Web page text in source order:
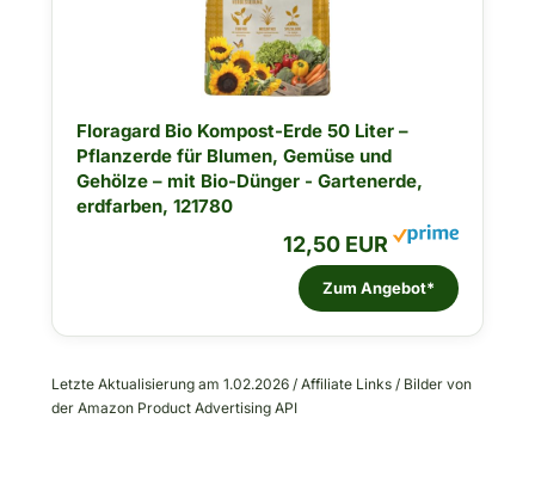
Floragard Bio Kompost-Erde 50 Liter –
Pflanzerde für Blumen, Gemüse und
Gehölze – mit Bio-Dünger - Gartenerde,
erdfarben, 121780
12,50 EUR
Zum Angebot*
Letzte Aktualisierung am 1.02.2026 / Affiliate Links / Bilder von
der Amazon Product Advertising API